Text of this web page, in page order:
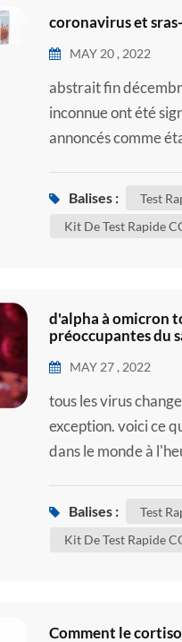
coronavirus et
MAY 20 , 2022
abstrait fin
inconnue ont été
annoncés comme
Balises :
Test
Kit De Test Rapide
d'alpha à omicron
préoccupantes du
MAY 27 , 2022
tous les virus
exception. voici ce
dans le monde à
Balises :
Test
Kit De Test Rapide
Comment le